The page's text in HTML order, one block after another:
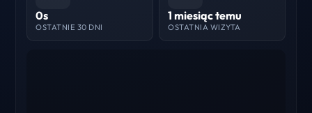
0s
OSTATNIE 30 DNI
1 miesiąc temu
OSTATNIA WIZYTA